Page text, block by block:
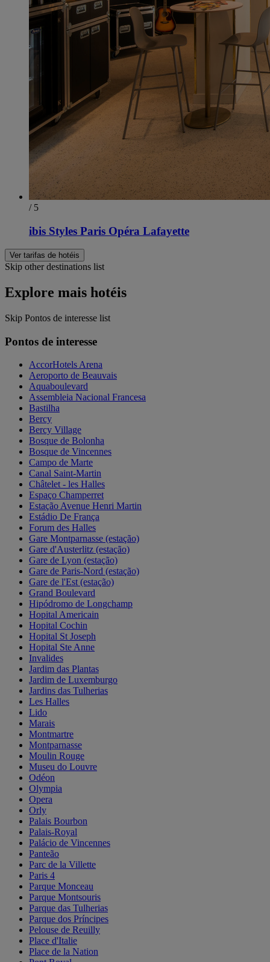
/ 5
ibis Styles Paris Opéra Lafayette
Ver tarifas de hotéis
Skip other destinations list
Explore mais hotéis
Skip Pontos de interesse list
Pontos de interesse
AccorHotels Arena
Aeroporto de Beauvais
Aquaboulevard
Assembleia Nacional Francesa
Bastilha
Bercy
Bercy Village
Bosque de Bolonha
Bosque de Vincennes
Campo de Marte
Canal Saint-Martin
Châtelet - les Halles
Espaço Champerret
Estação Avenue Henri Martin
Estádio De França
Forum des Halles
Gare Montparnasse (estação)
Gare d'Austerlitz (estação)
Gare de Lyon (estação)
Gare de Paris-Nord (estação)
Gare de l'Est (estação)
Grand Boulevard
Hipódromo de Longchamp
Hopital Americain
Hopital Cochin
Hopital St Joseph
Hopital Ste Anne
Invalides
Jardim das Plantas
Jardim de Luxemburgo
Jardins das Tulherias
Les Halles
Lido
Marais
Montmartre
Montparnasse
Moulin Rouge
Museu do Louvre
Odéon
Olympia
Opera
Orly
Palais Bourbon
Palais-Royal
Palácio de Vincennes
Panteão
Parc de la Villette
Paris 4
Parque Monceau
Parque Montsouris
Parque das Tulherias
Parque dos Príncipes
Pelouse de Reuilly
Place d'Italie
Place de la Nation